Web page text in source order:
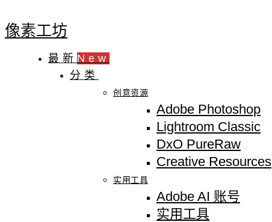
像素工坊
最新 New
分类
创意资源
Adobe Photoshop
Lightroom Classic
DxO PureRaw
Creative Resources
实用工具
Adobe AI 账号
实用工具